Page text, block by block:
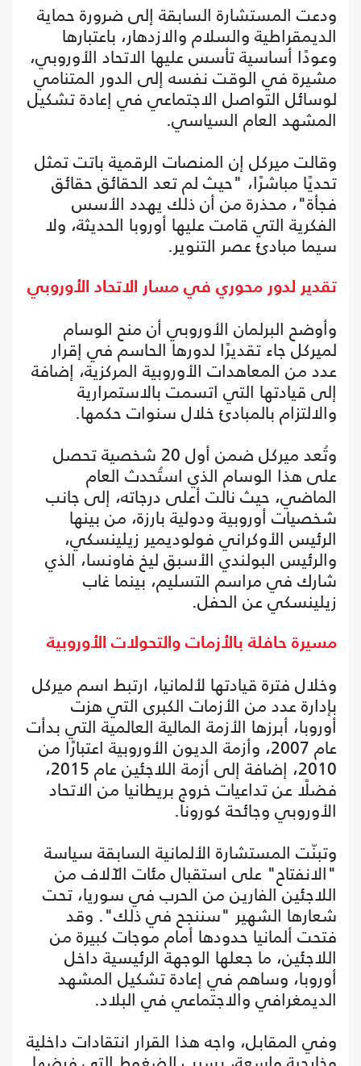
ودعت المستشارة السابقة إلى ضرورة حماية
الديمقراطية والسلام والازدهار، باعتبارها
وعودًا أساسية تأسس عليها الاتحاد الأوروبي،
مشيرة في الوقت نفسه إلى الدور المتنامي
لوسائل التواصل الاجتماعي في إعادة تشكيل
المشهد العام السياسي.
وقالت ميركل إن المنصات الرقمية باتت تمثل
تحديًا مباشرًا، "حيث لم تعد الحقائق حقائق
فجأة"، محذرة من أن ذلك يهدد الأسس
الفكرية التي قامت عليها أوروبا الحديثة، ولا
سيما مبادئ عصر التنوير.
تقدير لدور محوري في مسار الاتحاد الأوروبي
وأوضح البرلمان الأوروبي أن منح الوسام
لميركل جاء تقديرًا لدورها الحاسم في إقرار
عدد من المعاهدات الأوروبية المركزية، إضافة
إلى قيادتها التي اتسمت بالاستمرارية
والالتزام بالمبادئ خلال سنوات حكمها.
وتُعد ميركل ضمن أول 20 شخصية تحصل
على هذا الوسام الذي استُحدث العام
الماضي، حيث نالت أعلى درجاته، إلى جانب
شخصيات أوروبية ودولية بارزة، من بينها
الرئيس الأوكراني فولوديمير زيلينسكي،
والرئيس البولندي الأسبق ليخ فاونسا، الذي
شارك في مراسم التسليم، بينما غاب
زيلينسكي عن الحفل.
مسيرة حافلة بالأزمات والتحولات الأوروبية
وخلال فترة قيادتها لألمانيا، ارتبط اسم ميركل
بإدارة عدد من الأزمات الكبرى التي هزت
أوروبا، أبرزها الأزمة المالية العالمية التي بدأت
عام 2007، وأزمة الديون الأوروبية اعتبارًا من
2010، إضافة إلى أزمة اللاجئين عام 2015،
فضلًا عن تداعيات خروج بريطانيا من الاتحاد
الأوروبي وجائحة كورونا.
وتبنّت المستشارة الألمانية السابقة سياسة
"الانفتاح" على استقبال مئات الآلاف من
اللاجئين الفارين من الحرب في سوريا، تحت
شعارها الشهير "سننجح في ذلك". وقد
فتحت ألمانيا حدودها أمام موجات كبيرة من
اللاجئين، ما جعلها الوجهة الرئيسية داخل
أوروبا، وساهم في إعادة تشكيل المشهد
الديمغرافي والاجتماعي في البلاد.
وفي المقابل، واجه هذا القرار انتقادات داخلية